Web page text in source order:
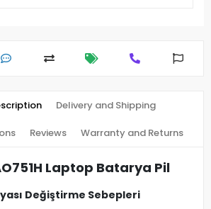
Delivery and Shipping
Reviews Warranty and Returns
Laptop Batarya Pil
Değiştirme Sebepleri